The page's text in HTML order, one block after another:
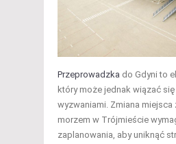
Przeprowadzka do Gdyni to
który może jednak wiązać
wyzwaniami. Zmiana miejsca
morzem w Trójmieście
zaplanowania, aby uniknąć